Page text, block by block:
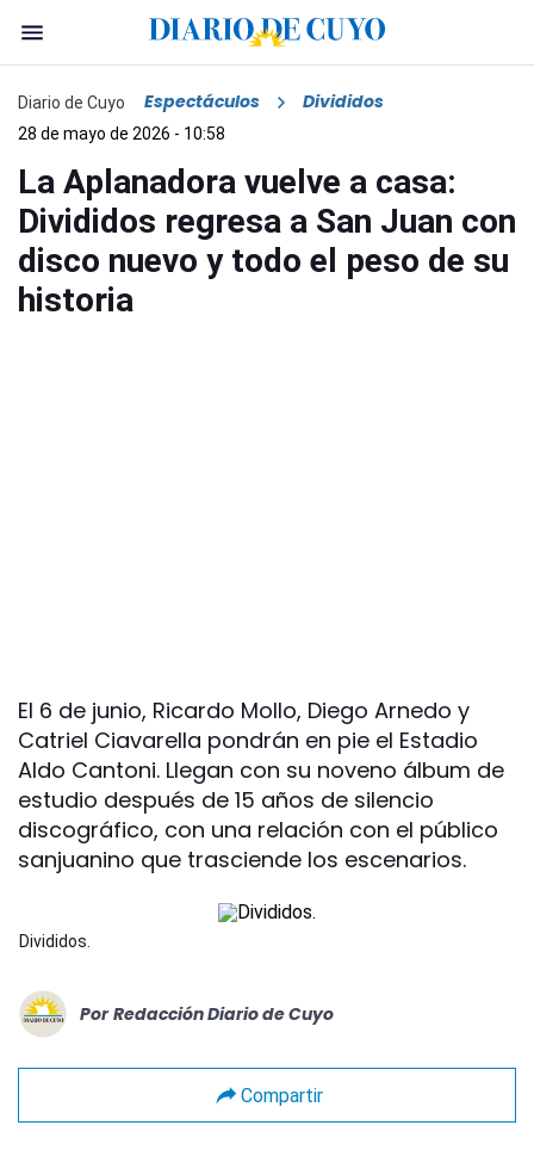
Diario de Cuyo Espectáculos Divididos
28 de mayo de 2026 - 10:58
La Aplanadora vuelve a casa:
Divididos regresa a San Juan con
disco nuevo y todo el peso de su
historia
El 6 de junio, Ricardo Mollo, Diego Arnedo y
Catriel Ciavarella pondrán en pie el Estadio
Aldo Cantoni. Llegan con su noveno álbum de
estudio después de 15 años de silencio
discográfico, con una relación con el público
sanjuanino que trasciende los escenarios.
Divididos.
Por Redacción Diario de Cuyo
Compartir